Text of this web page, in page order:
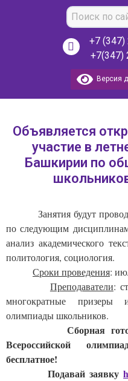
+7
+7(347)
Версия
Объявляется
участие в
Башкирии по
по следующим
анализ академического
политология, социология.
Сроки проведения:
Преподаватели:
многократные призеры
олимпиады школьников.
Всероссийской
бесплатное!
          Подавай заявку